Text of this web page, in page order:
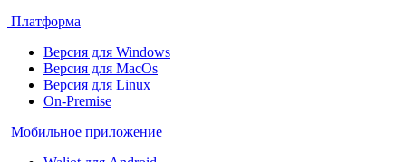
Платформа
Версия для Windows
Версия для MacOs
Версия для Linux
On-Premise
Мобильное приложение